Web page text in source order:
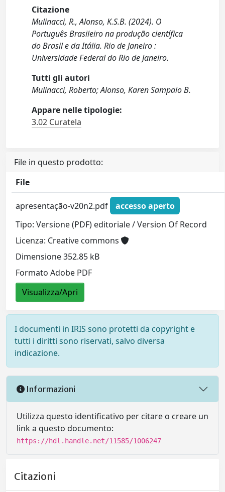
Citazione
Mulinacci, R., Alonso, K.S.B. (2024). O
Português Brasileiro na produção científica
do Brasil e da Itália. Rio de Janeiro :
Universidade Federal do Rio de Janeiro.
Tutti gli autori
Mulinacci, Roberto; Alonso, Karen Sampaio B.
Appare nelle tipologie:
3.02 Curatela
File in questo prodotto:
File
apresentação-v20n2.pdf
accesso aperto
Tipo: Versione (PDF) editoriale / Version Of Record
Licenza: Creative commons
Dimensione 352.85 kB
Formato Adobe PDF
Visualizza/Apri
I documenti in IRIS sono protetti da copyright e
tutti i diritti sono riservati, salvo diversa
indicazione.
Informazioni
Utilizza questo identificativo per citare o creare un
link a questo documento:
https://hdl.handle.net/11585/1006247
Citazioni